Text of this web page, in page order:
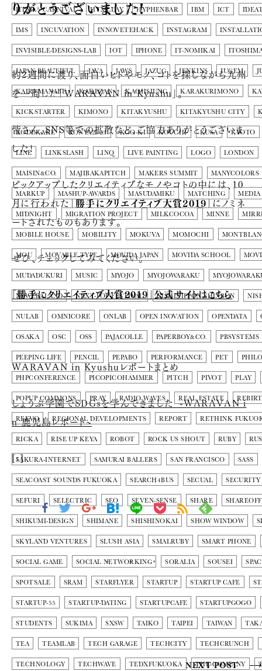
HTML5 CARNIVAL HTMLDAY HYPHENBAR IBM ICT
IMS INCUVATION INNOVETEHACK INSTAGRAM
INVISIBLE-DESIGNS-LAB IOT IPHONE IT-NOMIKAI
JAPAN-BEAUTIFUL JAVA JAWS JAZUG JENKINS JUGEM
KAIRI MANABE KAKEZAN KAOHSIUNG KARAKURIMONO
KICKSTARTER KIMONO KITAKYUSHU KITAKYUSHU CITY
KODEKAKE KONYA2023 KOO-KI KOUCHI KUSA KYOTO
LINE LINKSLASH LINQ LIVE PAINTING LOGO LONDON
MAISIN&CO. MAJIBAKAPITCH MAKERS SUMMIT MANYCOLORS
MARKUP MASHUP-AWARDS MASUDAMIKU MATCHING MEDIA
MIDNIGHT MIGRATION PROJECT MILKCOCOA MINNE
MOBILE HOUSE MOBILITY MOKUVA MOMOCHI
MOU MOVABLE TYPE MOVIDA JAPAN MOVIDA SCHOOL
MUDADUKURI MUSIC MYOJO MYOJOWARAKU
NEWZEALAND NEXT-POP-FESTIVAL NISHINIPPON SHINBUN
NULAB OMNICORE ONLAB OPEN INOVATION OPENDATA
OSAKA OSC OSS PAJACOLLE PAPERBOY&CO. PBSYSTEMS
PEEPING LIFE PENCIL PEPABO PERFORMANCE PET
PHPCONFERENCE PICOPICOHAMMER PITCH PIVOT PLAY
POPUP COMMONS PRAY RADIO WAVES REAL ESTATE
REEVO REGIONAL DEVELOPMENTS REPORT RETHINK
RICKA RISE UP KEYA ROBOT ROCK US SHOUT RUBY
SAKURA-INTERNET SAMURAI BALLERS SAN FRANCISCO SASS
SEACOAST SOUNDS FUKUOKA SEARCH4BUS SECUAL SECURITY
SEFURI SELECTRIC SEO SEVEN-SENSE SHARE
SHIKUMI-DESIGN SHIMANE SHISHINOKAI SHOW WINDOW
SKYLAND VENTURES SLUSH ASIA SMALRUBY SMART PHONE
SOCIAL GAME SOCIAL NETWORKING SORALIA SOUSEI
SPOTSALE SRAM STARFLYER STARTUP STARTUP CAFE
STARTUP-55 STARTUP-DATING STARTUPCAFE STARTUPGOGO
STUDENTS SUKIMA SXSW TAIKO TAIPEI TAIWAN
TEA TEAMLAB TECH GARAGE TECHCITY TECHCRUNCH
TECHNOLOGY TECHWAVE TEDXFUKUOKA THE-COMPANY
りがとうございました!
約2週間に渡り、面白いヒトやモノ、コトを探しながら九州
を一周した「WARAVAN in Kyushu」。
皆さん、SNS等での拡散など、ご協力ありがとうございま
した!
ピックアップしたクリエイティブなモノやコトの中には、10
月に行われた「勝手にクリエイティブ大賞2019」にノミネ
ートされたものもあります。
ぜひ、チェックしてみてください。
「勝手にクリエイティブ大賞2019」公式サイトはこちら
WARAVAN in Kyushuレポートまとめ
しょうぶ学園でSDGsを学んできました ~WARAVAN i
n 鹿児島レポート~
[:]
NEXT POST